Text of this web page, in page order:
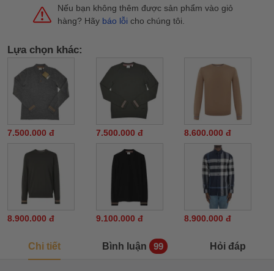
Nếu bạn không thêm được sản phẩm vào giỏ
hàng? Hãy báo lỗi cho chúng tôi.
Lựa chọn khác:
7.500.000 đ 7.500.000 đ 8.600.000 đ
8.900.000 đ 9.100.000 đ 8.900.000 đ
Chi tiết Bình luận 99 Hỏi đáp